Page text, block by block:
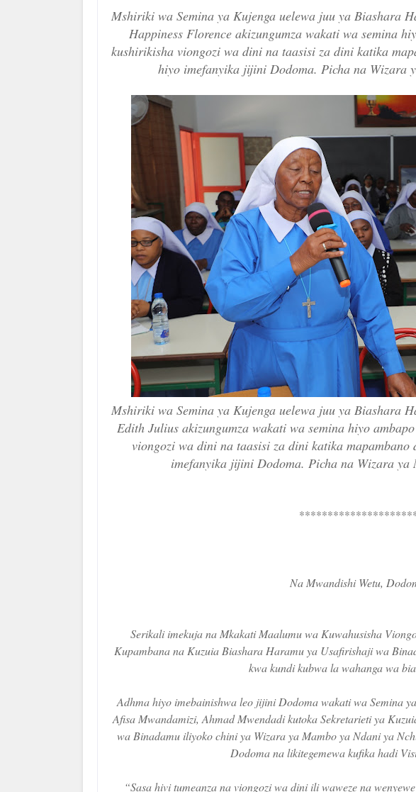
Mshiriki wa Semina ya Kujenga uelewa juu ya Biashara
Happiness Florence akizungumza wakati wa semina
kushirikisha viongozi wa dini na taasisi za dini katika
hiyo imefanyika jijini Dodoma. Picha na Wizara
Mshiriki wa Semina ya Kujenga uelewa juu ya Biashara
Edith Julius akizungumza wakati wa semina hiyo
viongozi wa dini na taasisi za dini katika
imefanyika jijini Dodoma. Picha na Wizara ya
Na Mwandishi Wetu,
Serikali imekuja na Mkakati Maalumu wa Kuwahusisha
Kupambana na Kuzuia Biashara Haramu ya Usafirishaji wa
kwa kundi kubwa la wahanga wa
Adhma hiyo imebainishwa leo jijini Dodoma wakati wa Semina
Afisa Mwandamizi, Ahmad Mwendadi kutoka Sekretarieti ya
wa Binadamu iliyoko chini ya Wizara ya Mambo ya Ndani ya
Dodoma na likitegemewa kufika hadi
“Sasa hivi tumeanza na viongozi wa dini ili waweze na